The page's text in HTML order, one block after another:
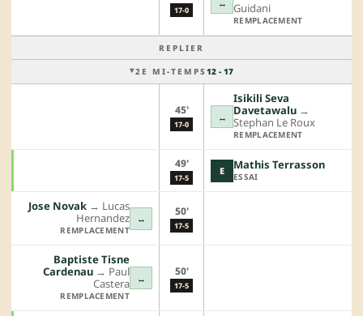
17-0
↔
Guidani
REMPLACEMENT
REPLIER
2E MI-TEMPS 12 - 17
45'
17-0
↔
Isikili Seva
Davetawalu →︎
Stephan Le Roux
REMPLACEMENT
49'
17-5
E Mathis Terrasson
ESSAI
↔
Jose Novak →︎ Lucas
Hernandez
REMPLACEMENT
50'
17-5
↔
Baptiste Tisne
Cardenau →︎ Paul
Castera
REMPLACEMENT
50'
17-5